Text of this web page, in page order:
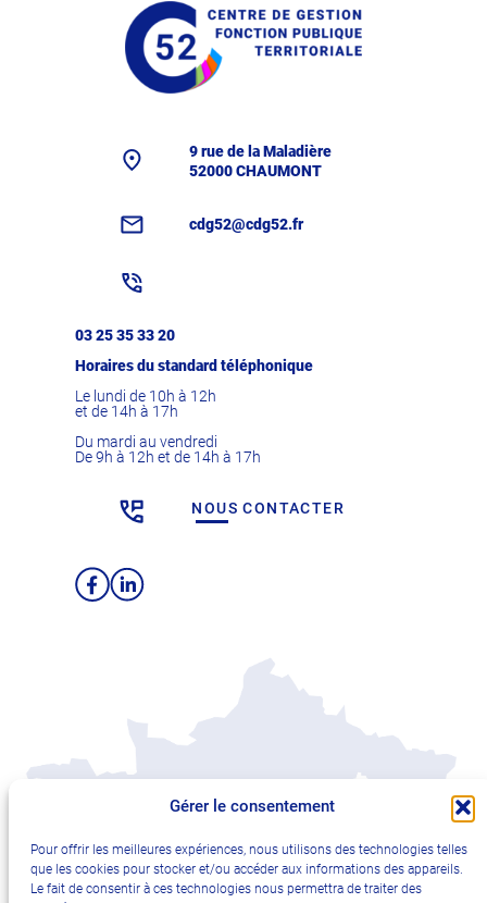
Gérer le consentement
Pour offrir les meilleures expériences, nous utilisons des technologies telles
que les cookies pour stocker et/ou accéder aux informations des appareils.
Le fait de consentir à ces technologies nous permettra de traiter des
9 rue de la Maladière
52000 CHAUMONT
cdg52@cdg52.fr
03 25 35 33 20
Horaires du standard téléphonique
Le lundi de 10h à 12h
et de 14h à 17h
Du mardi au vendredi
De 9h à 12h et de 14h à 17h
NOUS CONTACTER
Facebook
LinkedIn